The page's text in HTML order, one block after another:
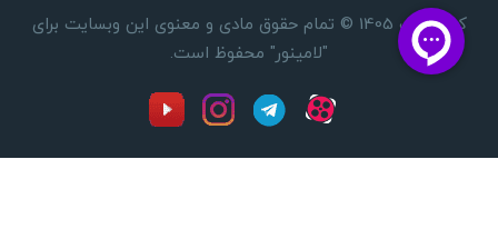
کپی رایت 1405 © تمام حقوق مادی و معنوی این وبسایت برای
"لامینور" محفوظ است.